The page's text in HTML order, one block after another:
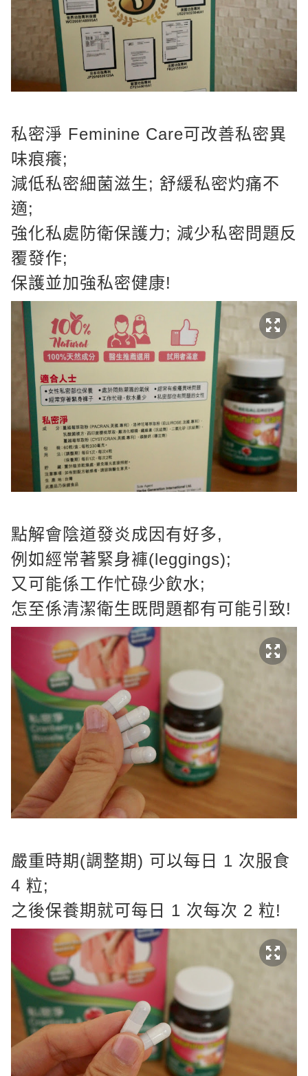
私密淨 Feminine Care可改善私密異
味痕癢;
減低私密細菌滋生; 舒緩私密灼痛不
適;
強化私處防衛保護力; 減少私密問題反
覆發作;
保護並加強私密健康!
點解會陰道發炎成因有好多,
例如經常著緊身褲(leggings);
又可能係工作忙碌少飲水;
怎至係清潔衛生既問題都有可能引致!
嚴重時期(調整期) 可以每日 1 次服食
4 粒;
之後保養期就可每日 1 次每次 2 粒!